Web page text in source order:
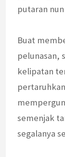
putaran
Buat
pelunasan,
kelipatan
semenjak
segalanya